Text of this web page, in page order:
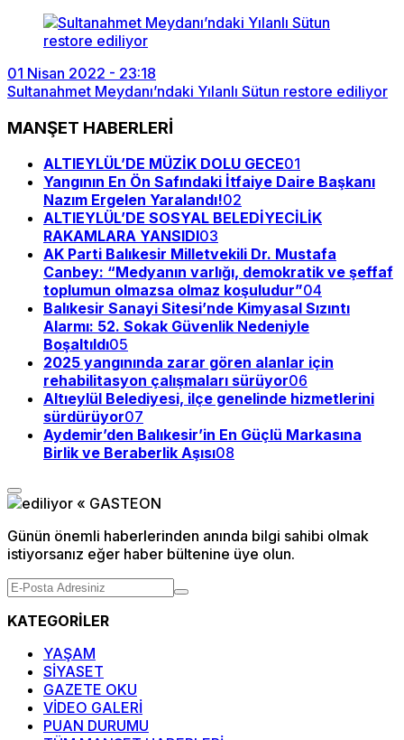
01 Nisan 2022 - 23:18
Sultanahmet Meydanı’ndaki Yılanlı Sütun restore ediliyor
MANŞET HABERLERİ
ALTIEYLÜL’DE MÜZİK DOLU GECE01
Yangının En Ön Safındaki İtfaiye Daire Başkanı
Nazım Ergelen Yaralandı!02
ALTIEYLÜL’DE SOSYAL BELEDİYECİLİK
RAKAMLARA YANSIDI03
AK Parti Balıkesir Milletvekili Dr. Mustafa
Canbey: “Medyanın varlığı, demokratik ve şeffaf
toplumun olmazsa olmaz koşuludur”04
Balıkesir Sanayi Sitesi’nde Kimyasal Sızıntı
Alarmı: 52. Sokak Güvenlik Nedeniyle
Boşaltıldı05
2025 yangınında zarar gören alanlar için
rehabilitasyon çalışmaları sürüyor06
Altıeylül Belediyesi, ilçe genelinde hizmetlerini
sürdürüyor07
Aydemir’den Balıkesir’in En Güçlü Markasına
Birlik ve Beraberlik Aşısı08
Günün önemli haberlerinden anında bilgi sahibi olmak
istiyorsanız eğer haber bültenine üye olun.
KATEGORİLER
YAŞAM
SİYASET
GAZETE OKU
VİDEO GALERİ
PUAN DURUMU